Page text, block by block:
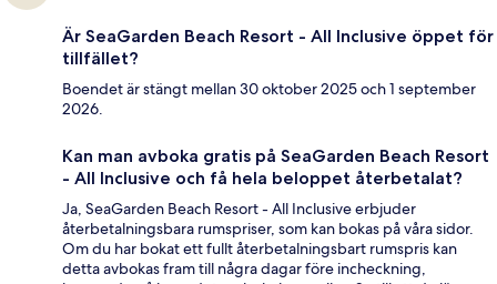
Är SeaGarden Beach Resort - All Inclusive öppet för
tillfället?
Boendet är stängt mellan 30 oktober 2025 och 1 september
2026.
Kan man avboka gratis på SeaGarden Beach Resort
- All Inclusive och få hela beloppet återbetalat?
Ja, SeaGarden Beach Resort - All Inclusive erbjuder
återbetalningsbara rumspriser, som kan bokas på våra sidor.
Om du har bokat ett fullt återbetalningsbart rumspris kan
detta avbokas fram till några dagar före incheckning,